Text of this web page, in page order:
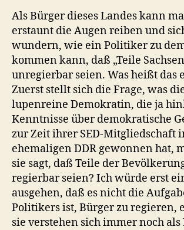
Als Bürger dieses Landes kann
erstaunt die Augen reiben und
wundern, wie ein Politiker zu
kommen kann, daß „Teile
unregierbar seien. Was heißt das
Zuerst stellt sich die Frage, was
lupenreine Demokratin, die ja
Kenntnisse über demokratische
zur Zeit ihrer SED-Mitgliedschaft
ehemaligen DDR gewonnen hat,
sie sagt, daß Teile der
regierbar seien? Ich würde erst
ausgehen, daß es nicht die
Politikers ist, Bürger zu regieren,
sie verstehen sich immer noch